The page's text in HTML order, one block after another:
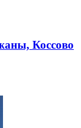
Коссово